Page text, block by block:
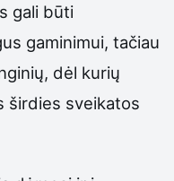
gali būti
gaminimui, tačiau
dėl kurių
širdies sveikatos